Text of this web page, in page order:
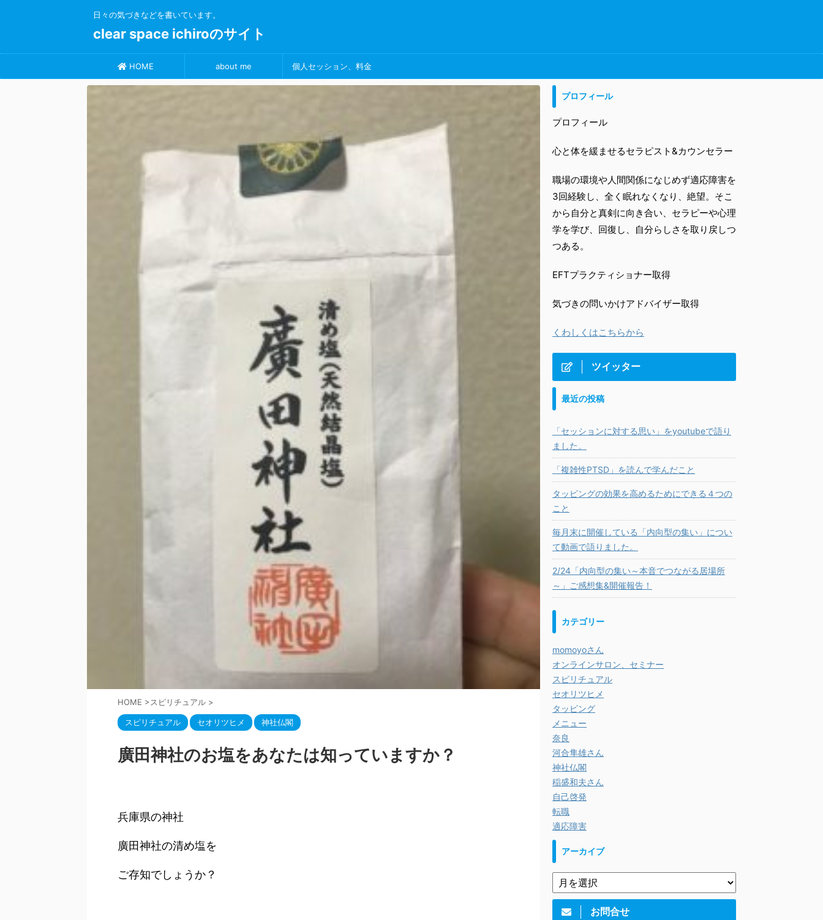
日々の気づきなどを書いています。
clear space ichiroのサイト
HOME about me 個人セッション、料金
HOME >スピリチュアル >
スピリチュアル セオリツヒメ 神社仏閣
廣田神社のお塩をあなたは知っていますか？
兵庫県の神社
廣田神社の清め塩を
ご存知でしょうか？
プロフィール
プロフィール
心と体を緩ませるセラピスト&カウンセラー
職場の環境や人間関係になじめず適応障害を
3回経験し、全く眠れなくなり、絶望。そこ
から自分と真剣に向き合い、セラピーや心理
学を学び、回復し、自分らしさを取り戻しつ
つある。
EFTプラクティショナー取得
気づきの問いかけアドバイザー取得
くわしくはこちらから
ツイッター
最近の投稿
「セッションに対する思い」をyoutubeで語り
ました。
「複雑性PTSD」を読んで学んだこと
タッピングの効果を高めるためにできる４つの
こと
毎月末に開催している「内向型の集い」につい
て動画で語りました。
2/24「内向型の集い～本音でつながる居場所
～」ご感想集&開催報告！
カテゴリー
momoyoさん
オンラインサロン、セミナー
スピリチュアル
セオリツヒメ
タッピング
メニュー
奈良
河合隼雄さん
神社仏閣
稲盛和夫さん
自己啓発
転職
適応障害
アーカイブ
お問合せ